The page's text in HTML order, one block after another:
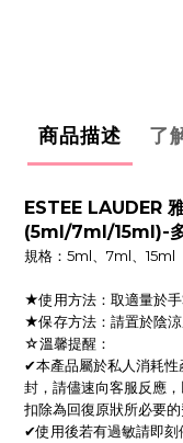
商品描述 了
ESTEE LAUDER
(5ml/7ml/15ml)-
規格：5ml、7ml、15ml
★使用方法：取適量於手
★保存方法：請置於陰涼
☆溫馨提醒：
✔本產品屬於私人消耗性
封，請儘速向客服反應
扣除為回復原狀所必要的
✔使用後若有過敏請即刻